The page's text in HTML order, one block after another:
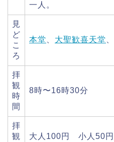
一人。
見
ど
こ
ろ
本堂 大聖歓喜天堂
拝
観
時
間
8時〜16時30分
拝
観
大人100円 小人50円